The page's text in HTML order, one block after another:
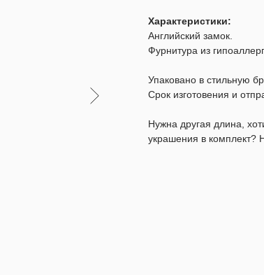
Характеристики:
Английский замок.
Фурнитура из
Упаковано в стильную
Срок изготовения и
Нужна другая длина,
украшения в комплект?